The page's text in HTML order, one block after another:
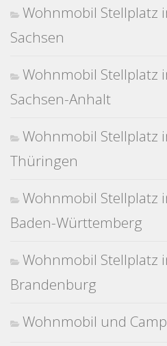
Wohnmobil Stellplatz
Sachsen
Wohnmobil Stellplatz
Sachsen-Anhalt
Wohnmobil Stellplatz
Thüringen
Wohnmobil Stellplatz
Baden-Württemberg
Wohnmobil Stellplatz
Brandenburg
Wohnmobil und